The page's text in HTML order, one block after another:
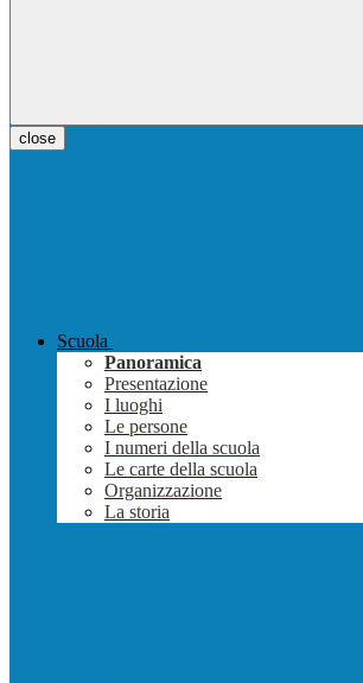
close
Scuola
Panoramica
Presentazione
I luoghi
Le persone
I numeri della scuola
Le carte della scuola
Organizzazione
La storia